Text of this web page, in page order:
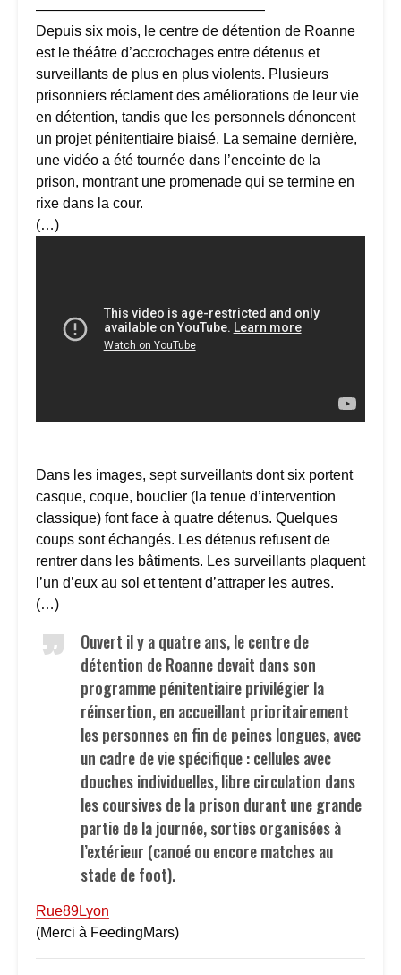
————————————————
Depuis six mois, le centre de détention de Roanne
est le théâtre d’accrochages entre détenus et
surveillants de plus en plus violents. Plusieurs
prisonniers réclament des améliorations de leur vie
en détention, tandis que les personnels dénoncent
un projet pénitentiaire biaisé. La semaine dernière,
une vidéo a été tournée dans l’enceinte de la
prison, montrant une promenade qui se termine en
rixe dans la cour.
(…)
Dans les images, sept surveillants dont six portent
casque, coque, bouclier (la tenue d’intervention
classique) font face à quatre détenus. Quelques
coups sont échangés. Les détenus refusent de
rentrer dans les bâtiments. Les surveillants plaquent
l’un d’eux au sol et tentent d’attraper les autres.
(…)
Ouvert il y a quatre ans, le centre de
détention de Roanne devait dans son
programme pénitentiaire privilégier la
réinsertion, en accueillant prioritairement
les personnes en fin de peines longues, avec
un cadre de vie spécifique : cellules avec
douches individuelles, libre circulation dans
les coursives de la prison durant une grande
partie de la journée, sorties organisées à
l’extérieur (canoé ou encore matches au
stade de foot).
Rue89Lyon
(Merci à FeedingMars)